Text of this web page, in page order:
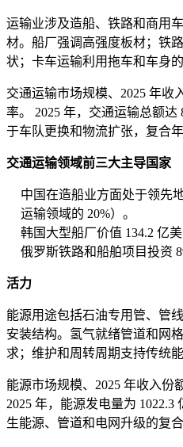
运输业涉及造船、铁路和商用
材。船厂强调高强度板材；铁
状；卡车运输利用拖车和车身
交通运输市场规模、2025 年收
率。 2025 年，交通运输总额达
于车队更换和物流扩张，复合年
交通运输领域前三大主导国家
中国在造船业方面处于领先
运输领域的 20%）。
韩国大型船厂价值 134.2 亿美
俄罗斯铁路和船舶项目投资
活力
能源用途包括石油专用管、管
安装结构。氢气就绪管道和网
求；维护和周转周期支持传统
能源市场规模、2025 年收入份
2025 年，能源发电量为
生能源、管道和电网升级的复合